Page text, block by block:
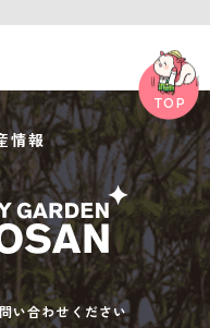
情報
い合わせください